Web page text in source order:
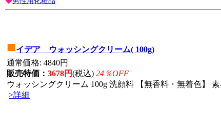
■イデア ウォッシングクリーム( 100g)
通常価格: 4840円
販売特価： 3678円(税込) 24％OFF
ウォッシングクリーム 100g 洗顔料 【無香料・無着色】
>詳細